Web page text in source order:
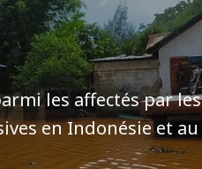
les affectés par les
en Indonésie et au